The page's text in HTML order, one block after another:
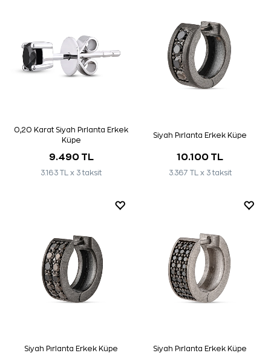
0,20 Karat Siyah Pırlanta Erkek
Küpe
9.490 TL
3.163 TL x 3 taksit
Siyah Pırlanta Erkek Küpe
10.100 TL
3.367 TL x 3 taksit
Siyah Pırlanta Erkek Küpe Siyah Pırlanta Erkek Küpe